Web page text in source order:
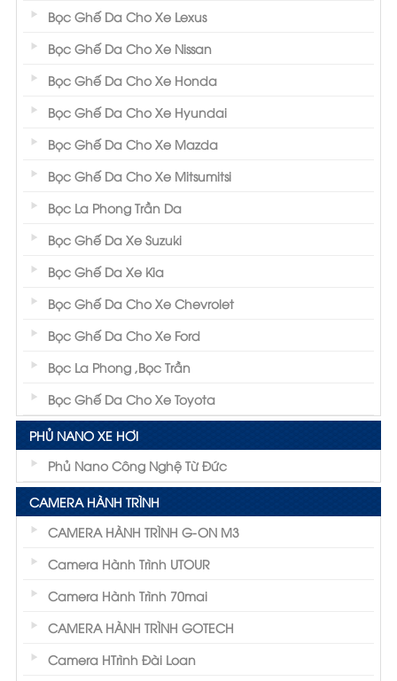
Bọc Ghế Da Cho Xe Lexus
Bọc Ghế Da Cho Xe Nissan
Bọc Ghế Da Cho Xe Honda
Bọc Ghế Da Cho Xe Hyundai
Bọc Ghế Da Cho Xe Mazda
Bọc Ghế Da Cho Xe Mitsumitsi
Bọc La Phong Trần Da
Bọc Ghế Da Xe Suzuki
Bọc Ghế Da Xe Kia
Bọc Ghế Da Cho Xe Chevrolet
Bọc Ghế Da Cho Xe Ford
Bọc La Phong ,Bọc Trần
Bọc Ghế Da Cho Xe Toyota
PHỦ NANO XE HƠI
Phủ Nano Công Nghệ Từ Đức
CAMERA HÀNH TRÌNH
CAMERA HÀNH TRÌNH G-ON M3
Camera Hành Trình UTOUR
Camera Hành Trình 70mai
CAMERA HÀNH TRÌNH GOTECH
Camera HTrình Đài Loan